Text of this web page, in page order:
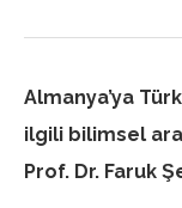
Almanya’ya
ilgili bilimsel
Prof. Dr. Faruk